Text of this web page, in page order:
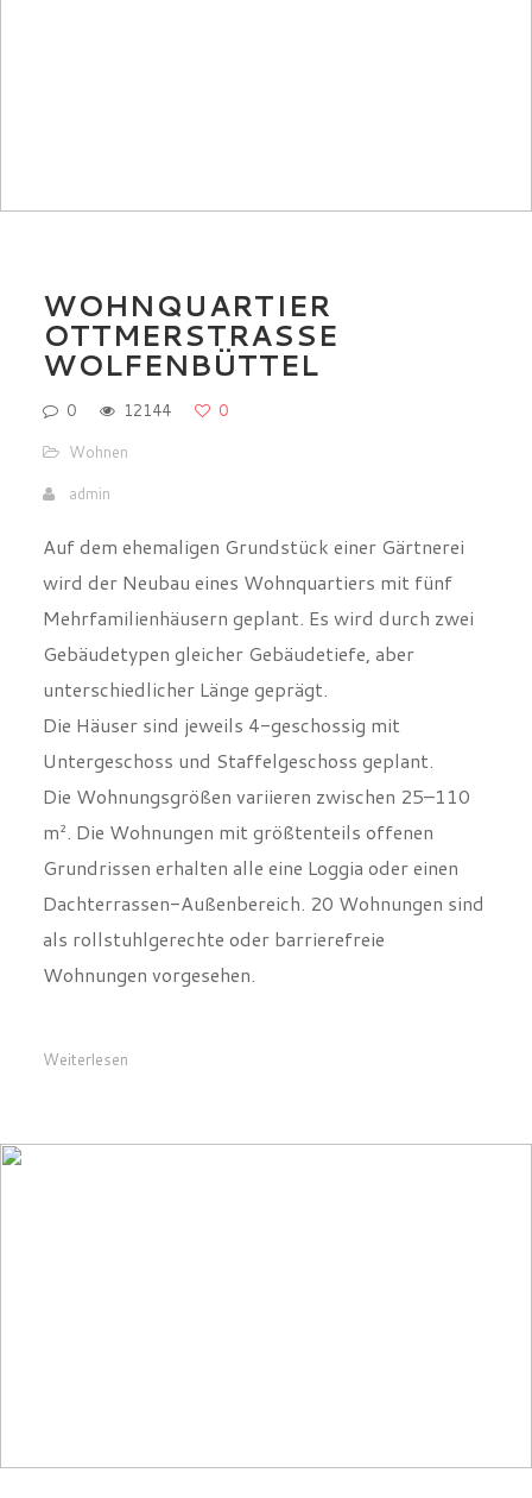
OTTMERSTRASSE W
OLFENBÜTTEL
wird der Neubau eines Wohnquartiers mit fünf
Mehrfamilienhäusern geplant. Es wird durch zwei
Gebäudetypen gleicher Gebäudetiefe, aber
unterschiedlicher Länge geprägt.
Die Häuser sind jeweils 4-geschossig mit
Untergeschoss und Staffelgeschoss geplant.
Die Wohnungsgrößen variieren zwischen 25–110
m². Die Wohnungen mit größtenteils offenen
Grundrissen erhalten alle eine Loggia oder einen
Dachterrassen-Außenbereich. 20 Wohnungen sind
als rollstuhlgerechte oder barrierefreie
Wohnungen vorgesehen.